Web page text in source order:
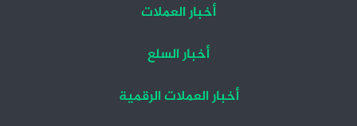
أخبار العملات
أخبار السلع
أخبار العملات الرقمية